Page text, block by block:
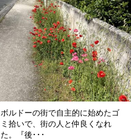
ボルドーの街で自主的に始めたゴ
ミ拾いで、街の人と仲良くなれ
た。『後･･･